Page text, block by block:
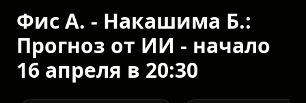
Фис А. - Накашима Б.:
Прогноз от ИИ - начало
16 апреля в 20:30